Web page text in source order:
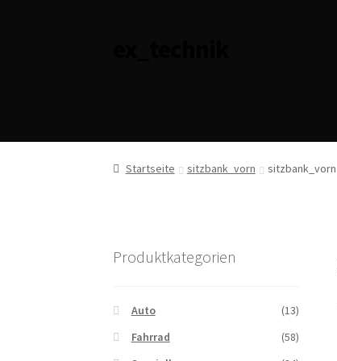
Startseite sitzbank_vorn sitzbank_vorn
Produktkategorien
Auto
(13)
Fahrrad
(58)